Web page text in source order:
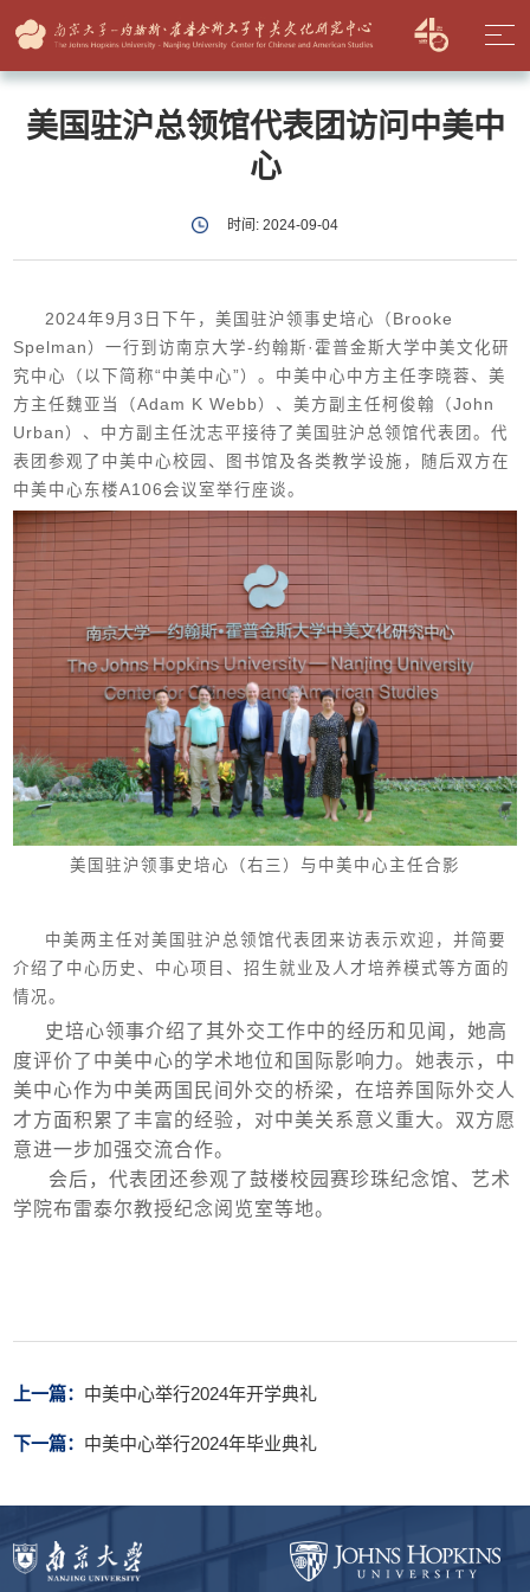
美国驻沪总领馆代表团访问中美中
心
时间: 2024-09-04
2024年9月3日下午，美国驻沪领事史培心（Brooke
Spelman）一行到访南京大学-约翰斯·霍普金斯大学中美文化研
究中心（以下简称“中美中心”）。中美中心中方主任李晓蓉、美
方主任魏亚当（Adam K Webb）、美方副主任柯俊翰（John
Urban）、中方副主任沈志平接待了美国驻沪总领馆代表团。代
表团参观了中美中心校园、图书馆及各类教学设施，随后双方在
中美中心东楼A106会议室举行座谈。
美国驻沪领事史培心（右三）与中美中心主任合影
中美两主任对美国驻沪总领馆代表团来访表示欢迎，并简要
介绍了中心历史、中心项目、招生就业及人才培养模式等方面的
情况。
史培心领事介绍了其外交工作中的经历和见闻，她高
度评价了中美中心的学术地位和国际影响力。她表示，中
美中心作为中美两国民间外交的桥梁，在培养国际外交人
才方面积累了丰富的经验，对中美关系意义重大。双方愿
意进一步加强交流合作。
会后，代表团还参观了鼓楼校园赛珍珠纪念馆、艺术
学院布雷泰尔教授纪念阅览室等地。
上一篇： 中美中心举行2024年开学典礼
下一篇： 中美中心举行2024年毕业典礼